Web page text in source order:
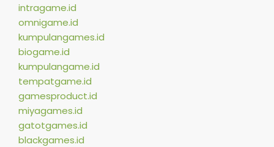
intragame.id
omnigame.id
kumpulangames.id
biogame.id
kumpulangame.id
tempatgame.id
gamesproduct.id
miyagames.id
gatotgames.id
blackgames.id